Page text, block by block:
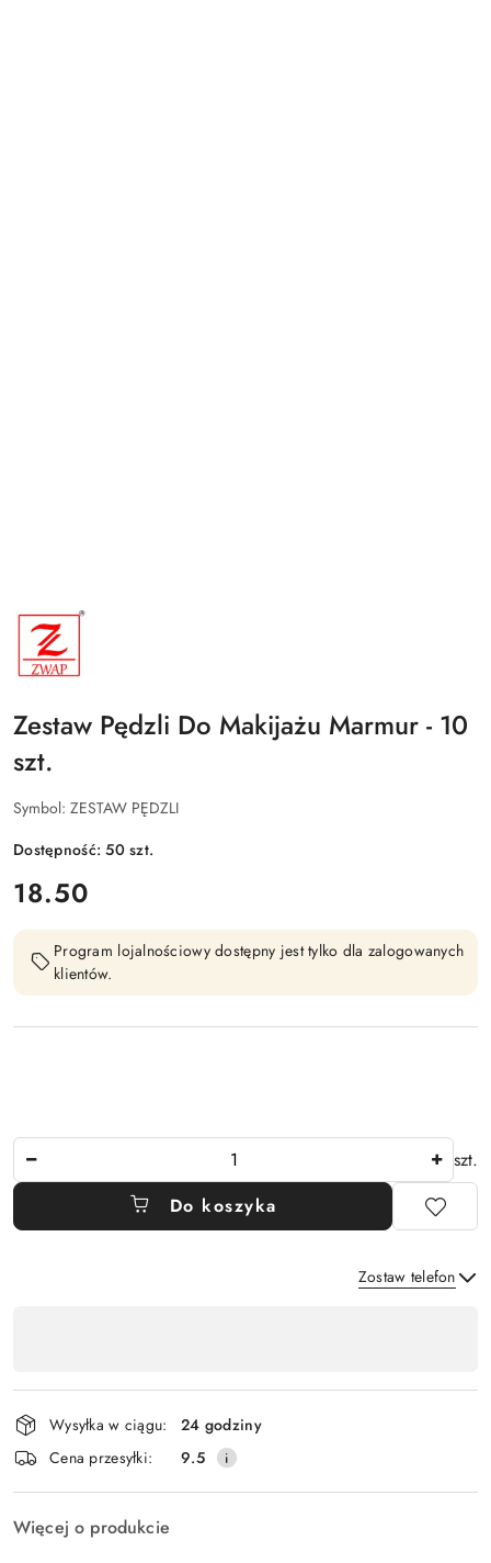
NAZWA
PRODUCENTA:
ZWAP
Zestaw Pędzli Do Makijażu Marmur - 10
szt.
Symbol: ZESTAW PĘDZLI
Dostępność:50szt.
cena:
18.50
Program lojalnościowy dostępny jest tylko dla zalogowanych
klientów.
szt.
Do koszyka
Zostaw telefon
płatność
i
dostawa
Wysyłka w ciągu:
24 godziny
Cena przesyłki:
9.5
Więcej o produkcie